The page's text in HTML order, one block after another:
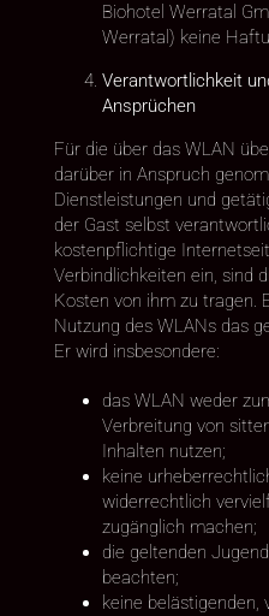
Biohotel Werratal
Werratal) keine
Verantwortlichkeit
Ansprüchen
Für die über das WLAN
darüber in Anspruch
Dienstleistungen und
der Gast selbst
kostenpflichtige
Verbindlichkeiten ein, sind
Kosten von ihm zu tragen.
Nutzung des WLANs das
Er wird insbesondere:
das WLAN weder
Verbreitung von
Inhalten nutzen;
keine
widerrechtlich
zugänglich machen;
die geltenden
beachten;
keine belästigenden,